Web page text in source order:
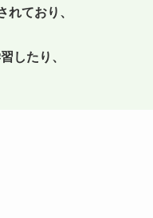
ており、
したり、